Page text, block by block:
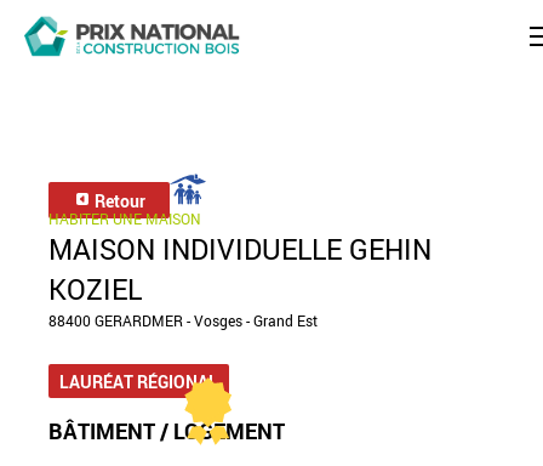
Retour
HABITER UNE MAISON
MAISON INDIVIDUELLE GEHIN
KOZIEL
88400 GERARDMER - Vosges - Grand Est
LAURÉAT RÉGIONAL
BÂTIMENT / LOGEMENT